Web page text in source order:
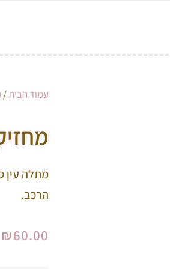
עמוד הבית/
מתלה עין
הרכב.
₪60.00